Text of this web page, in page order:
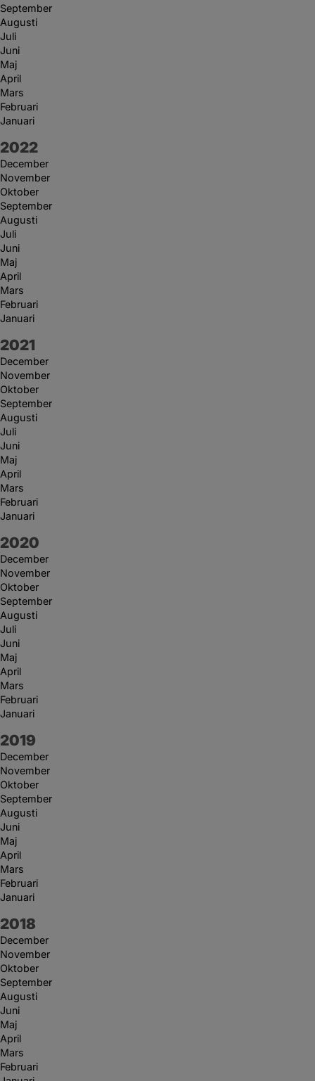
September
Augusti
Juli
Juni
Maj
April
Mars
Februari
Januari
År:
2022
December
November
Oktober
September
Augusti
Juli
Juni
Maj
April
Mars
Februari
Januari
År:
2021
December
November
Oktober
September
Augusti
Juli
Juni
Maj
April
Mars
Februari
Januari
År:
2020
December
November
Oktober
September
Augusti
Juli
Juni
Maj
April
Mars
Februari
Januari
År:
2019
December
November
Oktober
September
Augusti
Juni
Maj
April
Mars
Februari
Januari
År:
2018
December
November
Oktober
September
Augusti
Juni
Maj
April
Mars
Februari